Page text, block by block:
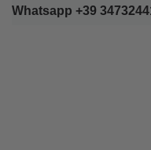
Whatsapp +39